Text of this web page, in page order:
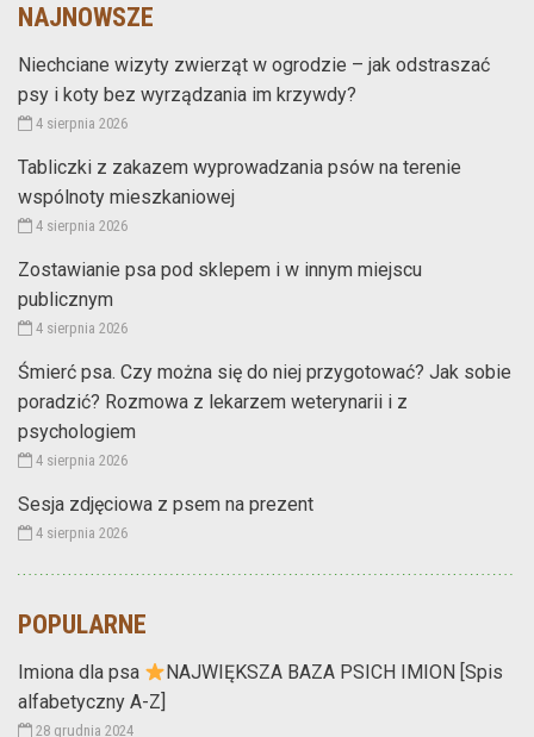
NAJNOWSZE
Niechciane wizyty zwierząt w ogrodzie – jak odstraszać
psy i koty bez wyrządzania im krzywdy?
4 sierpnia 2026
Tabliczki z zakazem wyprowadzania psów na terenie
wspólnoty mieszkaniowej
4 sierpnia 2026
Zostawianie psa pod sklepem i w innym miejscu
publicznym
4 sierpnia 2026
Śmierć psa. Czy można się do niej przygotować? Jak sobie
poradzić? Rozmowa z lekarzem weterynarii i z
psychologiem
4 sierpnia 2026
Sesja zdjęciowa z psem na prezent
4 sierpnia 2026
POPULARNE
Imiona dla psa
NAJWIĘKSZA BAZA PSICH IMION [Spis
alfabetyczny A-Z]
28 grudnia 2024